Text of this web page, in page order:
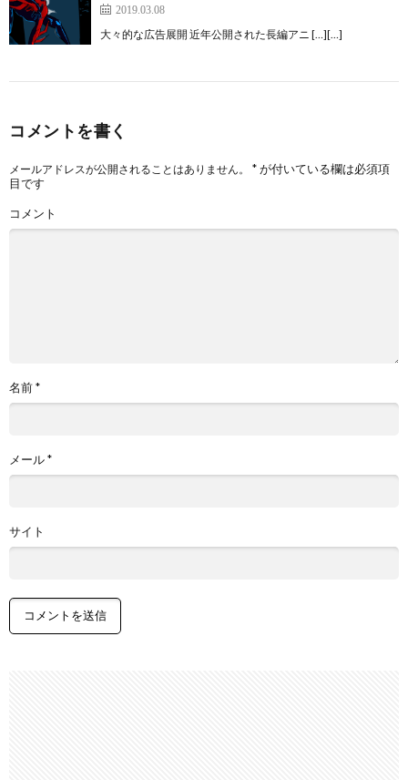
2019.03.08
大々的な広告展開 近年公開された長編アニ […][…]
コメントを書く
メールアドレスが公開されることはありません。 *が付いている欄は必須項
目です
コメント
名前*
メール*
サイト